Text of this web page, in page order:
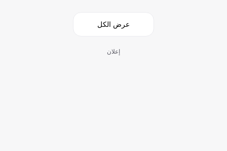
عرض الكل
إعلان